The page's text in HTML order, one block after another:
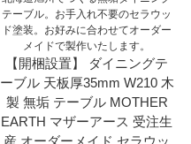
テーブル。お手入れ不要のセラウッ
ド塗装。お好みに合わせてオーダー
メイドで製作いたします。
【開梱設置】 ダイニングテ
ーブル 天板厚35mm W210 木
製 無垢 テーブル MOTHER
EARTH マザーアース 受注生
産 オーダーメイド セラウッ